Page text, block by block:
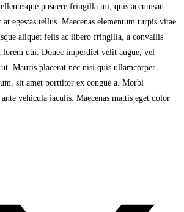
posuere fringilla mi, quis accumsan
egestas tellus. Maecenas elementum turpis vitae
aliquet felis ac libero fringilla, a convallis
dui. Donec imperdiet velit augue, vel
Mauris placerat nec nisi quis ullamcorper.
sit amet porttitor ex congue a. Morbi
vehicula iaculis. Maecenas mattis eget dolor